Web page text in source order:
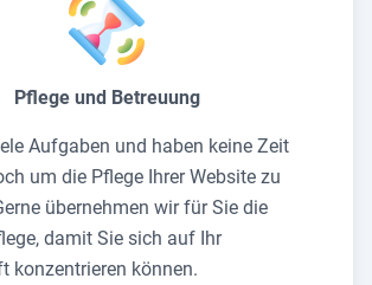
Pflege und Betreuung
Aufgaben und haben keine Zeit
um die Pflege Ihrer Website zu
übernehmen wir für Sie die
damit Sie sich auf Ihr
konzentrieren können.